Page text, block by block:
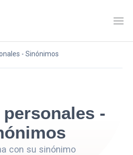
- Sinónimos
-
con su sinónimo